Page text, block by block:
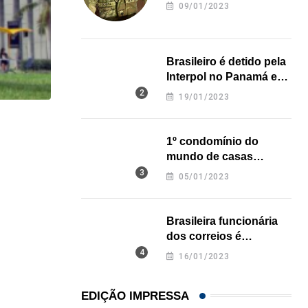
Açaí é reconhecido oficialmente como fruto
09/01/2023
Brasileiro é detido pela
Interpol no Panamá e
pode pegar prisão
19/01/2023
1º condomínio do
mundo de casas
impressas em 3D é
05/01/2023
Brasileira funcionária
dos correios é
assassinada a facadas
16/01/2023
EDIÇÃO IMPRESSA